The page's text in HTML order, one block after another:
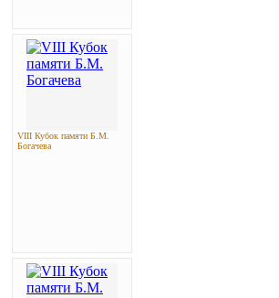
VIII Кубок памяти Б.М.
Богачева